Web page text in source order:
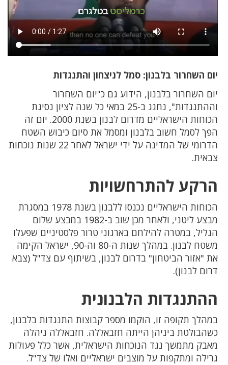
יום השחרור בלבנון: סמל לניצחון והתנגדות
יום השחרור בלבנון, הידוע גם כ"יום השחרור
וההתנגדות", נחגג ב-25 במאי כל שנה לציון נסיגת
הכוחות הישראליים מדרום לבנון בשנת 2000. יום זה
הפך לסמל חשוב בלבנון ומסמל את סיום כיבוש השטח
הדרומי של המדינה על ידי ישראל לאחר 22 שנות נוכחות
צבאית.
הרקע להתרחשויות
הכוחות הישראליים נכנסו ללבנון בשנת 1978 במסגרת
מבצע ליטני, ולאחר מכן שוב ב-1982 במבצע שלום
הגליל, במטרה להילחם בארגוני טרור פלסטיניים שפעלו
משטח לבנון. במהלך שנות ה-80 וה-90, ישראל הקימה
את "אזור הביטחון" בדרום לבנון, בשיתוף עם צד"ל (צבא
דרום לבנון).
ההתנגדות הלבנונית
במהלך תקופה זו, הוקמו מספר קבוצות התנגדות בלבנון,
כשהבולטת ביניהן הייתה חזבאללה. חזבאללה ניהלה
מאבק מתמשך נגד הנוכחות הישראלית, אשר כלל פעולות
גרילה ומתקפות על מוצבים ישראליים ואלו של צד"ל.